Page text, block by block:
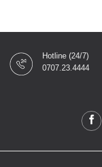
Hotline (24/7)
0707.23.4444